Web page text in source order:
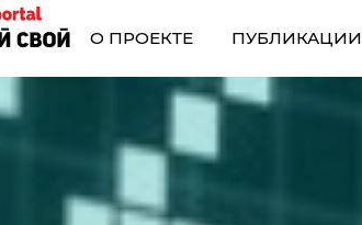
О ПРОЕКТЕ ПУБЛИКАЦИИ